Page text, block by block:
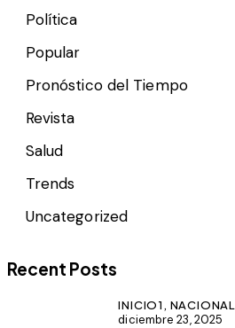
Política
Popular
Pronóstico del Tiempo
Revista
Salud
Trends
Uncategorized
Recent Posts
INICIO1, NACIONAL
diciembre 23, 2025